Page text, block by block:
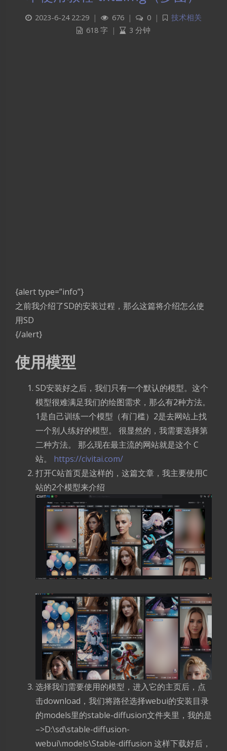
2023-6-24 22:29 | 676 | 0 |
技术相关
618 字 | 3 分钟
{alert type=”info”}
之前我介绍了SD的安装过程，那么这篇将介绍怎么使
用SD
{/alert}
使用模型
SD安装好之后，我们只有一个默认的模型。这个
模型很难满足我们的绘图需求，那么有2种方法。
1是自己训练一个模型（有门槛）2是去网站上找
一个别人练好的模型。 很显然的，我需要选择第
二种方法。 那么现在最主流的网站就是这个 C
站。 https://civitai.com/
打开C站首页是这样的，这篇文章，我主要使用C
站的2个模型来介绍
选择我们需要使用的模型，进入它的主页后，点
击download，我们将路径选择webui的安装目录
的models里的stable-diffusion文件夹里，我的是
–>D:\sd\stable-diffusion-
webui\models\Stable-diffusion 这样下载好后，